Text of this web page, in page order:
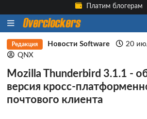
Платим блогерам
Редакция Новости Software
20
QNX
Mozilla Thunderbird 3.1.1 -
версия кросс-
почтового клиента